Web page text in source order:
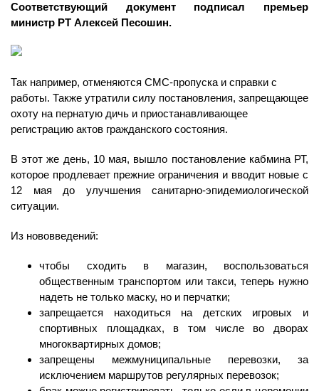
Соответствующий документ подписал премьер
министр РТ Алексей Песошин.
Так например, отменяются СМС-пропуска и справки с
работы. Также утратили силу постановления, запрещающее
охоту на пернатую дичь и приостанавливающее
регистрацию актов гражданского состояния.
В этот же день, 10 мая, вышло постановление кабмина РТ,
которое продлевает прежние ограничения и вводит новые с
12 мая до улучшения санитарно-эпидемиологической
ситуации.
Из нововведений:
чтобы сходить в магазин, воспользоваться
общественным транспортом или такси, теперь нужно
надеть не только маску, но и перчатки;
запрещается находиться на детских игровых и
спортивных площадках, в том числе во дворах
многоквартирных домов;
запрещены межмуниципальные перевозки, за
исключением маршрутов регулярных перевозок;